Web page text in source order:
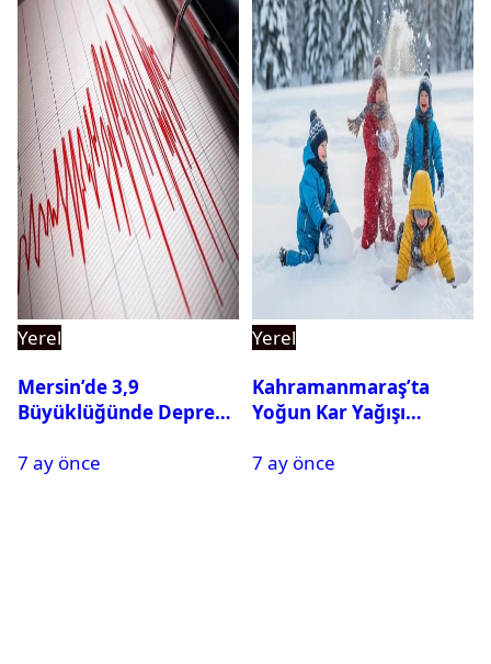
Yerel
Mersin’de 3,9
Büyüklüğünde Deprem
7 ay önce
Yerel
Kahramanmaraş’ta
Yoğun Kar Yağışı
Tatil
7 ay önce